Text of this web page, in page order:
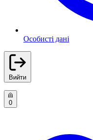
Особисті дані
Вийти
0